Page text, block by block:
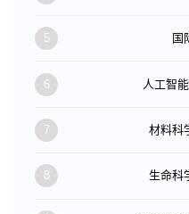
5 国
6 人工智
7 材料科
8 生命科